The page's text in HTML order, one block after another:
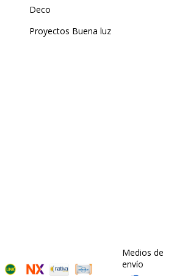
Deco
Proyectos Buena luz
Medios de
envío